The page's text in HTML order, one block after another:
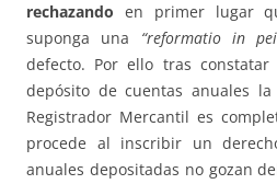
rechazando en primer lugar
suponga una “reformatio in
defecto. Por ello tras
depósito de cuentas anuales la
Registrador Mercantil es
procede al inscribir un
anuales depositadas no gozan